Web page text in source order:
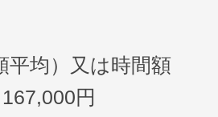
平均）又は時間額
円